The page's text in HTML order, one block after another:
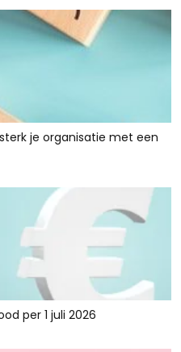
je organisatie met een
per 1 juli 2026